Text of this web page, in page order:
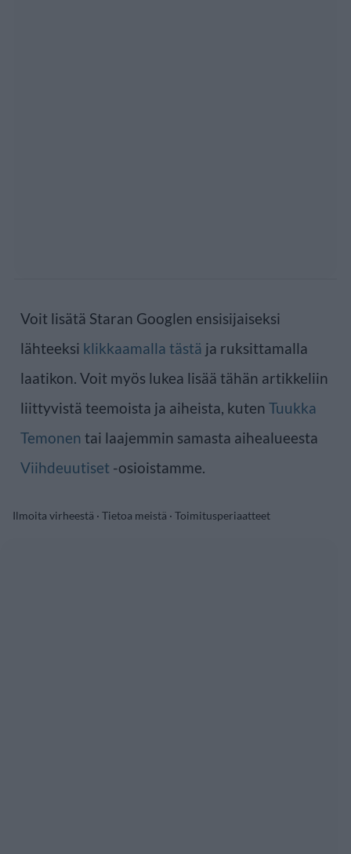
Voit lisätä Staran Googlen ensisijaiseksi
lähteeksi klikkaamalla tästä ja ruksittamalla
laatikon. Voit myös lukea lisää tähän artikkeliin
liittyvistä teemoista ja aiheista, kuten Tuukka
Temonen tai laajemmin samasta aihealueesta
Viihdeuutiset -osioistamme.
Ilmoita virheestä · Tietoa meistä · Toimitusperiaatteet